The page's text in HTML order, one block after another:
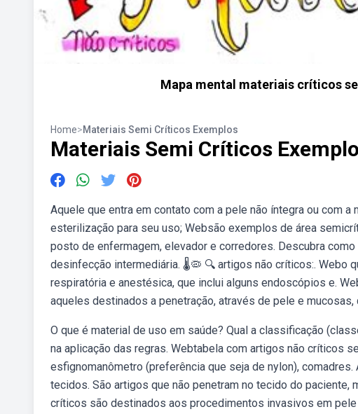
Mapa mental materiais críticos
Home>Materiais Semi Críticos Exemplos
Materiais Semi Críticos
Aquele que entra em contato com a pele não íntegra ou com
esterilização para seu uso; Websão exemplos de área
posto de enfermagem, elevador e corredores. Descubra
desinfecção intermediária. 🌡️🦠 🔍 artigos não críticos:. Webo
respiratória e anestésica, que inclui alguns endoscópios e.
aqueles destinados a penetração, através de pele e
O que é material de uso em saúde? Qual a classificação
na aplicação das regras. Webtabela com artigos não
esfignomanômetro (preferência que seja de nylon),
tecidos. São artigos que não penetram no tecido do paciente,
críticos são destinados aos procedimentos invasivos em